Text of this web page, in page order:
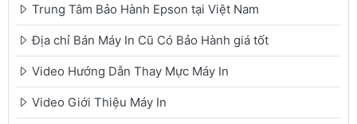
Trung Tâm Bảo Hành Epson tại Việt Nam
Địa chỉ Bán Máy In Cũ Có Bảo Hành giá tốt
Video Hướng Dẫn Thay Mực Máy In
Video Giới Thiệu Máy In